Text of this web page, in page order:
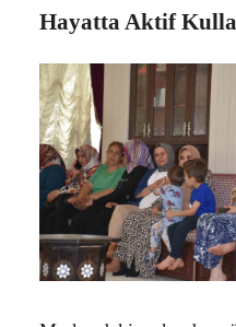
Hayatta Aktif